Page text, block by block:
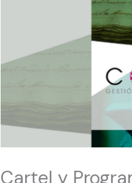
Cartel y